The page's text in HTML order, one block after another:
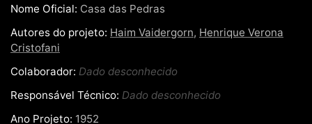
Nome Oficial: Casa das Pedras
Autores do projeto: Haim Vaidergorn, Henrique Verona
Cristofani
Colaborador: Dado desconhecido
Responsável Técnico: Dado desconhecido
Ano Projeto: 1952